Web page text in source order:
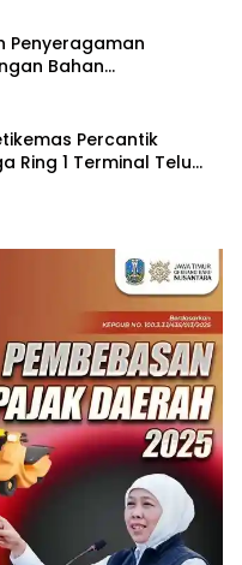
Penyeragaman
Bahan
Ganggu Industri
Percantik
Ring 1 Terminal Teluk
TJSL